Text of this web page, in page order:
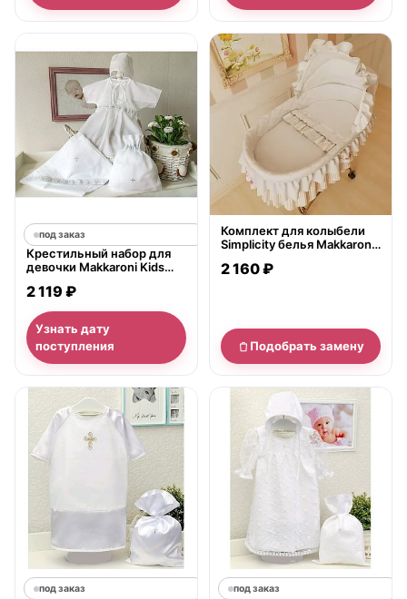
под заказ
Крестильный набор для
девочки Makkaroni Kids
предмета
2 119 ₽
Узнать дату
поступления
нет в продаже
Комплект для колыбели
Simplicity белья Makkaroni
2 160 ₽
Подобрать замену
под заказ под заказ